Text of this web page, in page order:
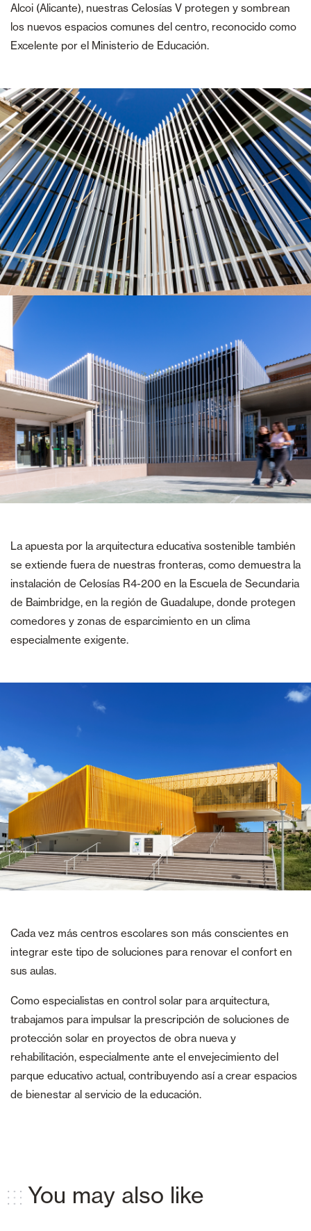
Alcoi (Alicante), nuestras Celosías V protegen y sombrean
los nuevos espacios comunes del centro, reconocido como
Excelente por el Ministerio de Educación.
La apuesta por la arquitectura educativa sostenible también
se extiende fuera de nuestras fronteras, como demuestra la
instalación de Celosías R4-200 en la Escuela de Secundaria
de Baimbridge, en la región de Guadalupe, donde protegen
comedores y zonas de esparcimiento en un clima
especialmente exigente.
Cada vez más centros escolares son más conscientes en
integrar este tipo de soluciones para renovar el confort en
sus aulas.
Como especialistas en control solar para arquitectura,
trabajamos para impulsar la prescripción de soluciones de
protección solar en proyectos de obra nueva y
rehabilitación, especialmente ante el envejecimiento del
parque educativo actual, contribuyendo así a crear espacios
de bienestar al servicio de la educación.
You may also like